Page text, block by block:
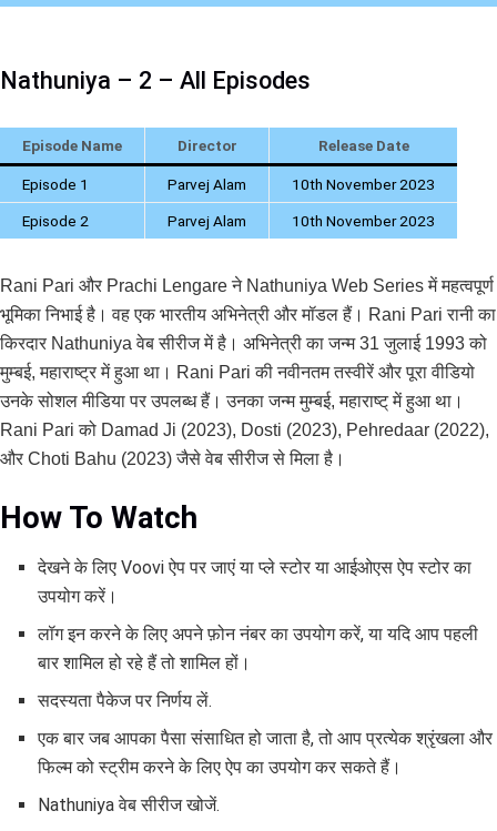
Nathuniya – 2 – All Episodes
Episode Name Director Release Date
Episode 1 Parvej Alam 10th November 2023
Episode 2 Parvej Alam 10th November 2023
Rani Pari और Prachi Lengare ने Nathuniya Web Series में महत्वपूर्ण
भूमिका निभाई है। वह एक भारतीय अभिनेत्री और मॉडल हैं। Rani Pari रानी का
किरदार Nathuniya वेब सीरीज में है। अभिनेत्री का जन्म 31 जुलाई 1993 को
मुम्बई, महाराष्ट्र में हुआ था। Rani Pari की नवीनतम तस्वीरें और पूरा वीडियो
उनके सोशल मीडिया पर उपलब्ध हैं। उनका जन्म मुम्बई, महाराष्ट् में हुआ था।
Rani Pari को Damad Ji (2023), Dosti (2023), Pehredaar (2022),
और Choti Bahu (2023) जैसे वेब सीरीज से मिला है।
How To Watch
देखने के लिए Voovi ऐप पर जाएं या प्ले स्टोर या आईओएस ऐप स्टोर का
उपयोग करें।
लॉग इन करने के लिए अपने फ़ोन नंबर का उपयोग करें, या यदि आप पहली
बार शामिल हो रहे हैं तो शामिल हों।
सदस्यता पैकेज पर निर्णय लें.
एक बार जब आपका पैसा संसाधित हो जाता है, तो आप प्रत्येक श्रृंखला और
फिल्म को स्ट्रीम करने के लिए ऐप का उपयोग कर सकते हैं।
Nathuniya वेब सीरीज खोजें.